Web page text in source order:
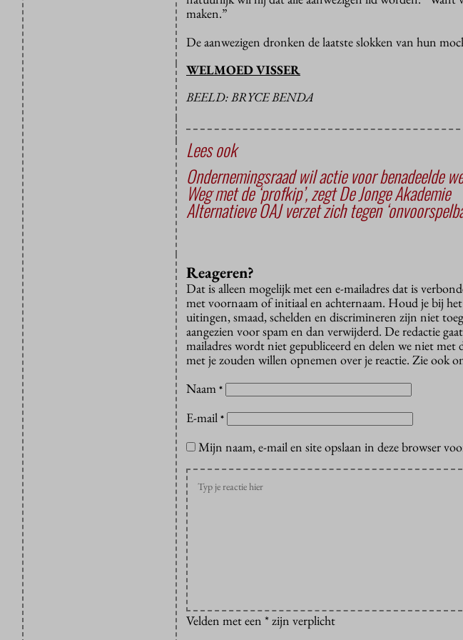
maken.”
De aanwezigen dronken de laatste slokken van hun
WELMOED VISSER
BEELD: BRYCE BENDA
Lees ook
Ondernemingsraad wil actie voor benadeelde
Weg met de ‘profkip’, zegt De Jonge Akademie
Alternatieve OAJ verzet zich tegen
Reageren?
Dat is alleen mogelijk met een e-mailadres dat is
met voornaam of initiaal en achternaam. Houd je bij
uitingen, smaad, schelden en discrimineren zijn niet
aangezien voor spam en dan verwijderd. De redactie
mailadres wordt niet gepubliceerd en delen we niet met
met je zouden willen opnemen over je reactie. Zie ook
Naam *
E-mail *
Mijn naam, e-mail en site opslaan in deze browser
Velden met een * zijn verplicht